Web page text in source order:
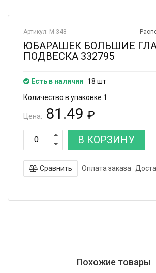
Артикул: М 348
ЮБАРАШЕК БОЛЬШИЕ
ПОДВЕСКА 332795
Есть в наличии
18 шт
Количество в упаковке 1
Цена: 81.49 ₽
В КОРЗИНУ
Сравнить Оплата заказа
Похожие товары